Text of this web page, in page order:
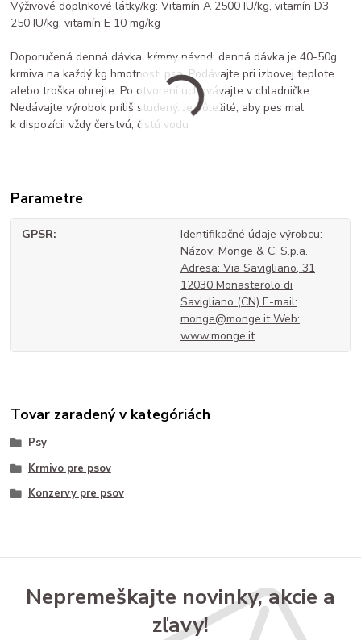
Výživové doplnkové látky/kg: Vitamín A 2500 IU/kg, vitamín D3
250 IU/kg, vitamín E 10 mg/kg
Doporučená denná dávka, kŕmny návod: denná dávka je 40-50g
krmiva na každý kg hmotnosti psa. Podávajte pri izbovej teplote
alebo troška ohrejte. Po otvorení uchovávajte v chladničke.
Nedávajte výrobok príliš studený. Je dôležité, aby pes mal
k dispozícii vždy čerstvú, čistú vodu
Parametre
GPSR
Identifikačné údaje výrobcu:
Názov: Monge & C. S.p.a.
Adresa: Via Savigliano, 31
12030 Monasterolo di
Savigliano (CN) E-mail:
monge@monge.it Web:
www.monge.it
Tovar zaradený v kategóriách
Psy
Krmivo pre psov
Konzervy pre psov
Nepremeškajte novinky, akcie a
zľavy!